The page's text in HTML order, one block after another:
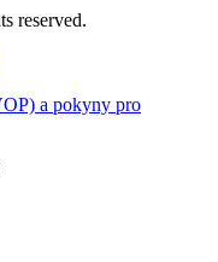
reserved.
a pokyny pro